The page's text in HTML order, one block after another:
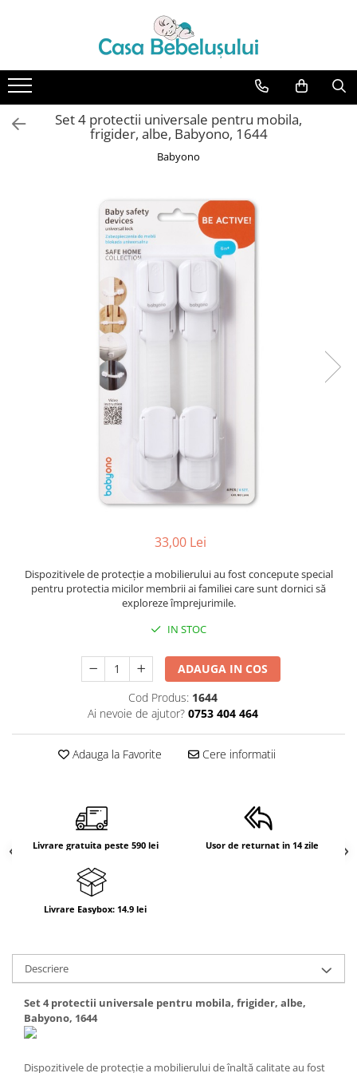
Toate Produsele
Accesorii carucioare copii
Accesorii carucioare
Genti
Aparate de sanatate si ingrijire
Termometre copii
Accesorii ingrijire copii
Cadite anatomice
Inaltatoare antiderapante
Olite antiderapante simple
Reductoare antiderapante
Seturi cadite 92 cm
Seturi cadite anatomice
Suporti anatomici plastic
Suporti anatomici textili
Suporti metalici cadite
Accesorii patuturi
Fotolii, mese si scaune copii
Leagane copii
Mese de infasat 50 x 70 cm Tega
Mese de infasat BASIC 50x70 cm
cm
Mese de infasat COMFORT 50x70
cm
Mese de infasat COMFORT 50x80
cm
Mese de infasat moi
Set 4 protectii universale pentru mobila,
frigider, albe, Babyono, 1644
Babyono
33,00 Lei
Dispozitivele de protecție a mobilierului au fost concepute special
pentru protectia micilor membrii ai familiei care sunt dornici să
exploreze împrejurimile.
IN STOC
ADAUGA IN COS
Cod Produs: 1644
Ai nevoie de ajutor? 0753 404 464
Adauga la Favorite Cere informatii
Livrare gratuita peste 590 lei Usor de returnat in 14 zile
Livrare Easybox: 14.9 lei
Descriere
Set 4 protectii universale pentru mobila, frigider, albe,
Babyono, 1644
Dispozitivele de protecție a mobilierului de înaltă calitate au fost